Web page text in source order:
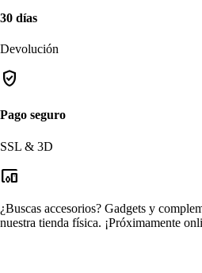
30 días
Devolución
verified_user
Pago seguro
SSL & 3D
devices_other
¿Buscas accesorios? Gadgets y
nuestra tienda física. ¡Próximamente